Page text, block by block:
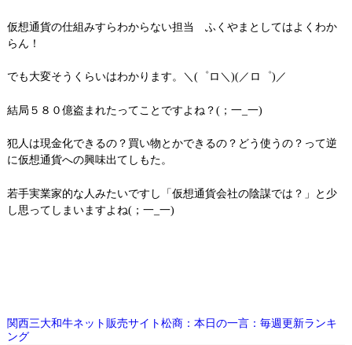
仮想通貨の仕組みすらわからない担当 ふくやまとしてはよくわか
らん！
でも大変そうくらいはわかります。＼(゜ロ＼)(／ロ゜)／
結局５８０億盗まれたってことですよね？(；一_一)
犯人は現金化できるの？買い物とかできるの？どう使うの？って逆
に仮想通貨への興味出てしもた。
若手実業家的な人みたいですし「仮想通貨会社の陰謀では？」と少
し思ってしまいますよね(；一_一)
関西三大和牛ネット販売サイト松商：本日の一言：毎週更新ランキ
ング